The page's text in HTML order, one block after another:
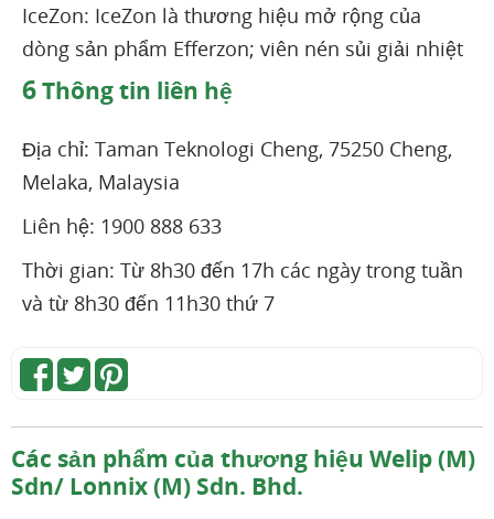
IceZon: IceZon là thương hiệu mở rộng của
dòng sản phẩm Efferzon; viên nén sủi giải nhiệt
6Thông tin liên hệ
Địa chỉ: Taman Teknologi Cheng, 75250 Cheng,
Melaka, Malaysia
Liên hệ: 1900 888 633
Thời gian: Từ 8h30 đến 17h các ngày trong tuần
và từ 8h30 đến 11h30 thứ 7
Các sản phẩm của thương hiệu Welip (M)
Sdn/ Lonnix (M) Sdn. Bhd.